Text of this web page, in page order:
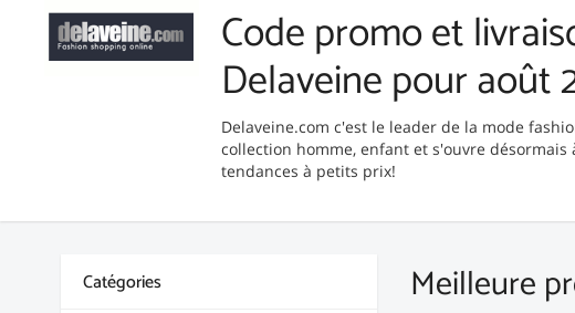
Code promo et
Delaveine pour août
Delaveine.com c'est le leader de la mode
collection homme, enfant et s'ouvre
tendances à petits prix!
Catégories Meilleure